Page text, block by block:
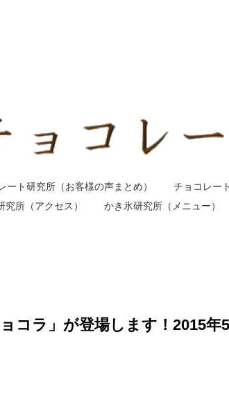
ート研究所（お客様の声まとめ）
チョコレー
所（アクセス） かき氷研究所（メニュー）
コラ」が登場します！2015年5